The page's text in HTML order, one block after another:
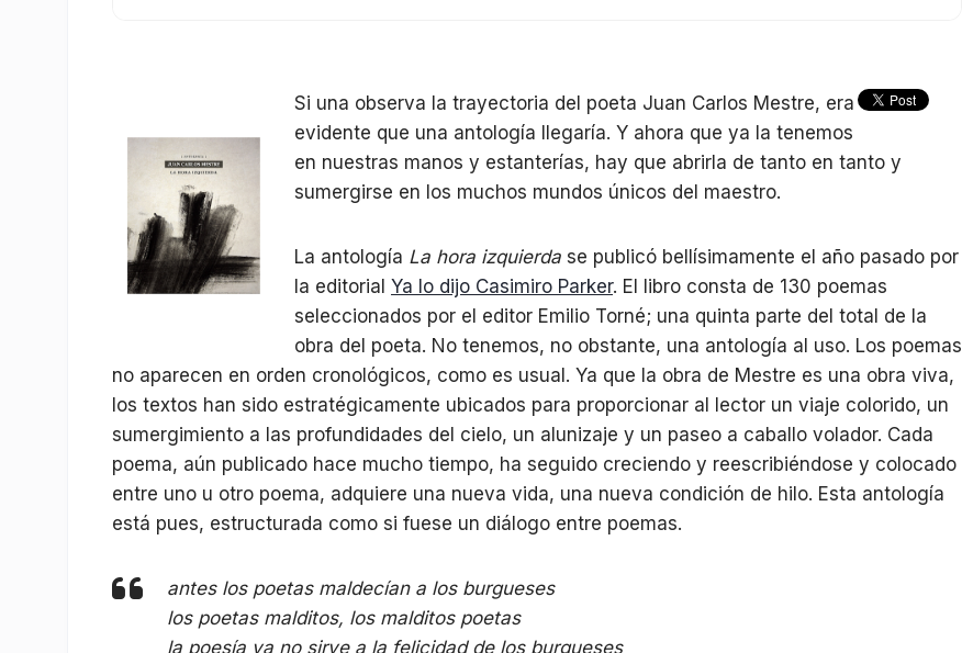
Si una observa la trayectoria del poeta Juan Carlos Mestre, era
evidente que una antología llegaría. Y ahora que ya la tenemos
en nuestras manos y estanterías, hay que abrirla de tanto en tanto y
sumergirse en los muchos mundos únicos del maestro.
La antología La hora izquierda se publicó bellísimamente el año pasado por
la editorial Ya lo dijo Casimiro Parker. El libro consta de 130 poemas
seleccionados por el editor Emilio Torné; una quinta parte del total de la
obra del poeta. No tenemos, no obstante, una antología al uso. Los poemas
no aparecen en orden cronológicos, como es usual. Ya que la obra de Mestre es una obra viva,
los textos han sido estratégicamente ubicados para proporcionar al lector un viaje colorido, un
sumergimiento a las profundidades del cielo, un alunizaje y un paseo a caballo volador. Cada
poema, aún publicado hace mucho tiempo, ha seguido creciendo y reescribiéndose y colocado
entre uno u otro poema, adquiere una nueva vida, una nueva condición de hilo. Esta antología
está pues, estructurada como si fuese un diálogo entre poemas.
antes los poetas maldecían a los burgueses
los poetas malditos, los malditos poetas
la poesía ya no sirve a la felicidad de los burgueses